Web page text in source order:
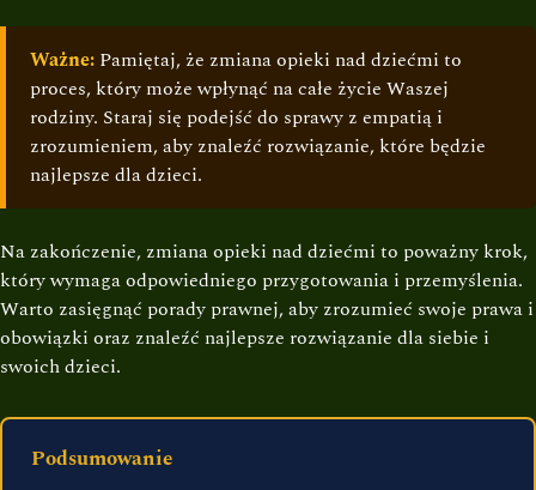
Ważne: Pamiętaj, że zmiana opieki nad dziećmi to
proces, który może wpłynąć na całe życie Waszej
rodziny. Staraj się podejść do sprawy z empatią i
zrozumieniem, aby znaleźć rozwiązanie, które będzie
najlepsze dla dzieci.
Na zakończenie, zmiana opieki nad dziećmi to poważny krok,
który wymaga odpowiedniego przygotowania i przemyślenia.
Warto zasięgnąć porady prawnej, aby zrozumieć swoje prawa i
obowiązki oraz znaleźć najlepsze rozwiązanie dla siebie i
swoich dzieci.
Podsumowanie